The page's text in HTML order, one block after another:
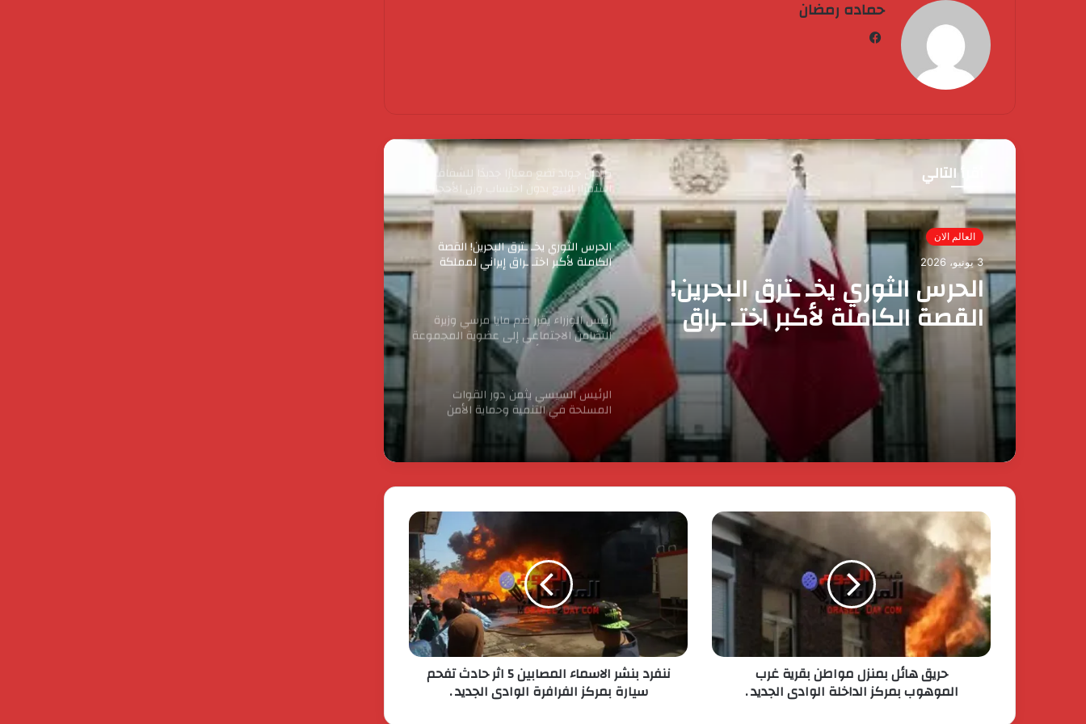
حماده رمضان
أقرأ التالي
العالم الان
3 يونيو، 2026
الحرس الثوري يخـ ـترق البحرين!
القصة الكاملة لأكبر اختـ ـراق
إيراني لمملكة البحرين؟
كردان جولد تضع معيارًا جديدًا للشفافية :
استمرار البيع بدون احتساب وزن الأحجار
والفصوص ولا زيادة في قيمة المصنعية
حتي يناير المقبل
الحرس الثوري يخـ ـترق البحرين! القصة
الكاملة لأكبر اختـ ـراق إيراني لمملكة
البحرين؟
رئيس الوزراء يقرر ضم مايا مرسي وزيرة
التضامن الاجتماعي إلى عضوية المجموعة
الوزارية لريادة الأعمال
الرئيس السيسي يثمن دور القوات
المسلحة في التنمية وحماية الأمن
الدكتور محسن السيد.. نموذج للإدارة
الناجحة والانضباط المهنى بأوقاف الفيوم
انطلاق شركة « ZEE Properties» بالسوق
العقاري المصري بمحفظة مشروعات
مستهدفة تتجاوز ٢٠ مليار جنيه
افتتاح المبنى الرئيسي لمستشفى الناس
باسم الراحل خميس عصفور
ستيلانتس تكشف عن خطتها الاستراتيجية
بقيمة 60 مليار يورو. لتسريع النمو وتعزيز
حريق هائل بمنزل مواطن بقرية غرب
الموهوب بمركز الداخلة الوادى الجديد .
ننفرد بنشر الاسماء المصابين 5 اثر حادث تفحم
سيارة بمركز الفرافرة الوادى الجديد .